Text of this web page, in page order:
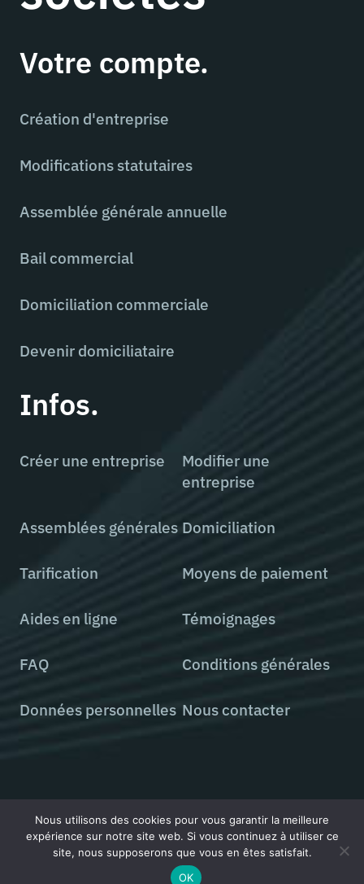
Votre compte.
Création d'entreprise
Modifications statutaires
Assemblée générale annuelle
Bail commercial
Domiciliation commerciale
Devenir domiciliataire
Infos.
Créer une entreprise
Modifier une
entreprise
Assemblées générales Domiciliation
Tarification Moyens de paiement
Aides en ligne Témoignages
FAQ Conditions générales
Données personnelles Nous contacter
Tous droits réservés © 2000 - 2026 StatutsOnLine
Nous utilisons des cookies pour vous garantir la meilleure
expérience sur notre site web. Si vous continuez à utiliser ce
site, nous supposerons que vous en êtes satisfait.
OK